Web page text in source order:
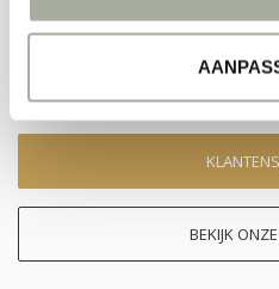
MEER INFORMATIE
onze klantenservicepagina. Hier
contact met ons op te nemen.
BEKIJK